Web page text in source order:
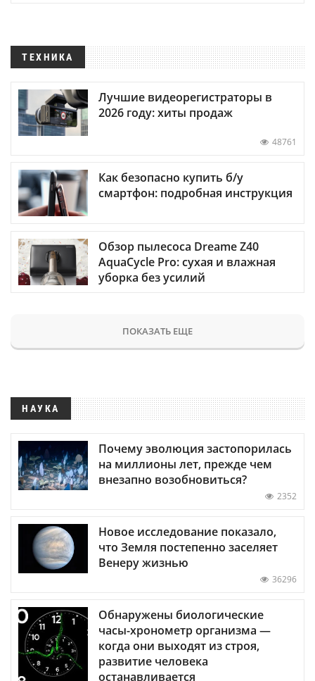
ТЕХНИКА
Лучшие видеорегистраторы в
2026 году: хиты продаж
48761
Как безопасно купить б/у
смартфон: подробная инструкция
Обзор пылесоса Dreame Z40
AquaCycle Pro: сухая и влажная
уборка без усилий
ПОКАЗАТЬ ЕЩЕ
НАУКА
Почему эволюция застопорилась
на миллионы лет, прежде чем
внезапно возобновиться?
2352
Новое исследование показало,
что Земля постепенно заселяет
Венеру жизнью
36296
Обнаружены биологические
часы-хронометр организма —
когда они выходят из строя,
развитие человека
останавливается